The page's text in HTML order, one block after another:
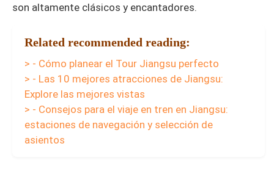
son altamente clásicos y encantadores.
Related recommended reading:
> - Cómo planear el Tour Jiangsu perfecto
> - Las 10 mejores atracciones de Jiangsu:
Explore las mejores vistas
> - Consejos para el viaje en tren en Jiangsu:
estaciones de navegación y selección de
asientos